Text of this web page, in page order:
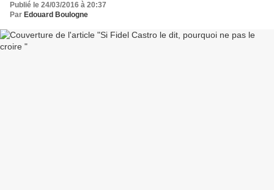
Publié le 24/03/2016 à 20:37
Par Edouard Boulogne